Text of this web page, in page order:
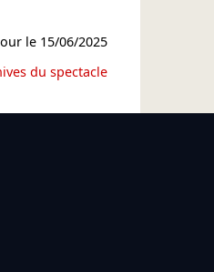
le 15/06/2025
du spectacle